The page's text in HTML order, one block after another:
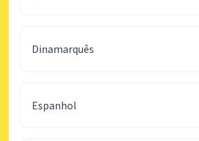
Dinamarquês
Espanhol